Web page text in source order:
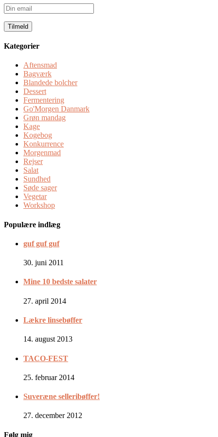
Din
email
Kategorier
Aftensmad
Bagværk
Blandede bolcher
Dessert
Fermentering
Go'Morgen Danmark
Grøn mandag
Kage
Kogebog
Konkurrence
Morgenmad
Rejser
Salat
Sundhed
Søde sager
Vegetar
Workshop
Populære indlæg
guf guf guf
30. juni 2011
Mine 10 bedste salater
27. april 2014
Lækre linsebøffer
14. august 2013
TACO-FEST
25. februar 2014
Suveræne selleribøffer!
27. december 2012
Følg mig